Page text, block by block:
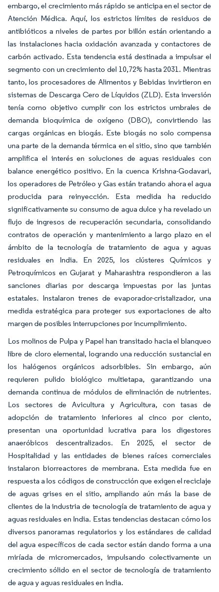
embargo, el crecimiento más rápido se anticipa en el sector de
Atención Médica. Aquí, los estrictos límites de residuos de
antibióticos a niveles de partes por billón están orientando a
las instalaciones hacia oxidación avanzada y contactores de
carbón activado. Esta tendencia está destinada a impulsar el
segmento con un crecimiento del 10,72% hasta 2031. Mientras
tanto, los procesadores de Alimentos y Bebidas invirtieron en
sistemas de Descarga Cero de Líquidos (ZLD). Esta inversión
tenía como objetivo cumplir con los estrictos umbrales de
demanda bioquímica de oxígeno (DBO), convirtiendo las
cargas orgánicas en biogás. Este biogás no solo compensa
una parte de la demanda térmica en el sitio, sino que también
amplifica el interés en soluciones de aguas residuales con
balance energético positivo. En la cuenca Krishna-Godavari,
los operadores de Petróleo y Gas están tratando ahora el agua
producida para reinyección. Esta medida ha reducido
significativamente su consumo de agua dulce y ha revelado un
flujo de ingresos de recuperación secundaria, consolidando
contratos de operación y mantenimiento a largo plazo en el
ámbito de la tecnología de tratamiento de agua y aguas
residuales en India. En 2025, los clústeres Químicos y
Petroquímicos en Gujarat y Maharashtra respondieron a las
sanciones diarias por descarga impuestas por las juntas
estatales. Instalaron trenes de evaporador-cristalizador, una
medida estratégica para proteger sus exportaciones de alto
margen de posibles interrupciones por incumplimiento.
Los molinos de Pulpa y Papel han transitado hacia el blanqueo
libre de cloro elemental, logrando una reducción sustancial en
los halógenos orgánicos adsorbibles. Sin embargo, aún
requieren pulido biológico multietapa, garantizando una
demanda continua de módulos de eliminación de nutrientes.
Los sectores de Avicultura y Agricultura, con tasas de
adopción de tratamiento inferiores al cinco por ciento,
presentan una oportunidad lucrativa para los digestores
anaeróbicos descentralizados. En 2025, el sector de
Hospitalidad y las entidades de bienes raíces comerciales
instalaron biorreactores de membrana. Esta medida fue en
respuesta a los códigos de construcción que exigen el reciclaje
de aguas grises en el sitio, ampliando aún más la base de
clientes de la industria de tecnología de tratamiento de agua y
aguas residuales en India. Estas tendencias destacan cómo los
diversos panoramas regulatorios y los estándares de calidad
del agua específicos de cada sector están dando forma a una
miríada de micromercados, impulsando colectivamente un
crecimiento sólido en el sector de tecnología de tratamiento
de agua y aguas residuales en India.